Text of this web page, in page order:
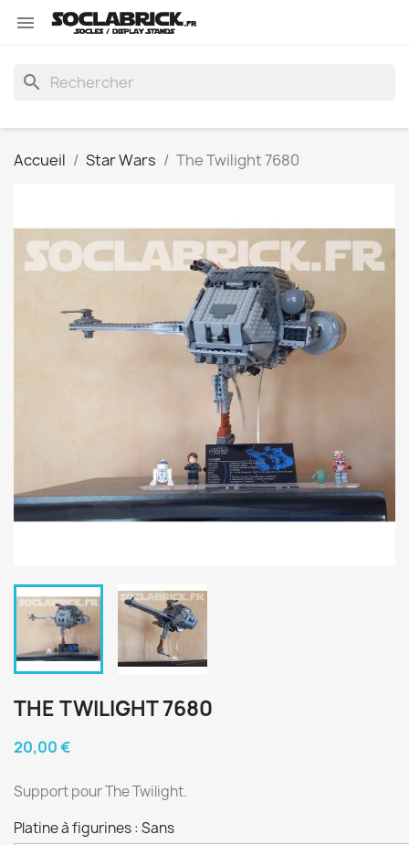

search
Accueil Star Wars The Twilight 7680
THE TWILIGHT 7680
20,00 €
Support pour The Twilight.
Platine à figurines : Sans